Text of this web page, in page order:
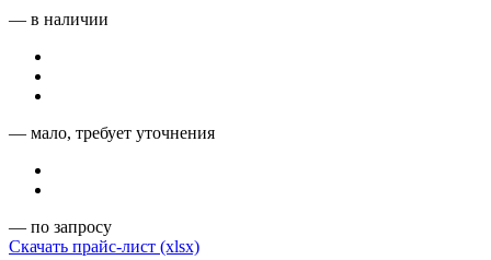
— в наличии
— мало, требует уточнения
— по запросу
Скачать прайс-лист (xlsx)